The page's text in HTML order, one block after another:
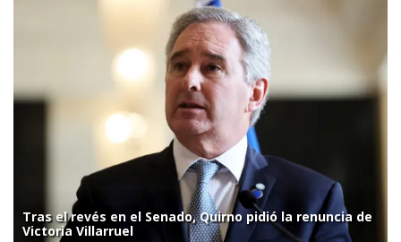
Tras el revés en el Senado, Quirno pidió la renuncia de
Victoria Villarruel